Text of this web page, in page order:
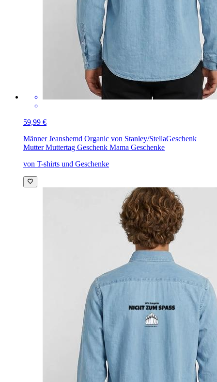
59,99 €
Männer Jeanshemd Organic von Stanley/StellaGeschenk
Mutter Muttertag Geschenk Mama Geschenke
von T-shirts und Geschenke